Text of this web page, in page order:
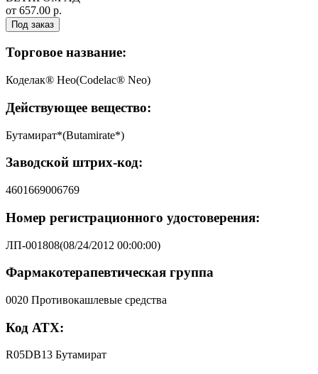
от 657.00 р.
Под заказ
Торговое название:
Коделак® Нео(Codelac® Neo)
Действующее вещество:
Бутамират*(Butamirate*)
Заводской штрих-код:
4601669006769
Номер регистрационного удостоверения:
ЛП-001808(08/24/2012 00:00:00)
Фармакотерапевтическая группа
0020 Противокашлевые средства
Код АТХ:
R05DB13 Бутамират